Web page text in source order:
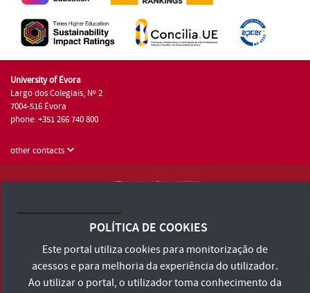
University of Évora
Largo dos Colegiais, Nº 2
7004-516 Évora
phone: +351 266 740 800
other contacts
Terms and Conditions and Privacy Policy
Accessibility Statement
POLÍTICA DE COOKIES
Este portal utiliza cookies para monitorização de
acessos e para melhoria da experiência do utilizador.
Ao utilizar o portal, o utilizador toma conhecimento da